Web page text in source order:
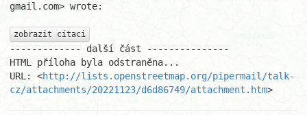
gmail.com> wrote:
zobrazit citaci
------------- další část ---------------
HTML příloha byla odstraněna...
URL: <http://lists.openstreetmap.org/pipermail/talk-
cz/attachments/20221123/d6d86749/attachment.htm>